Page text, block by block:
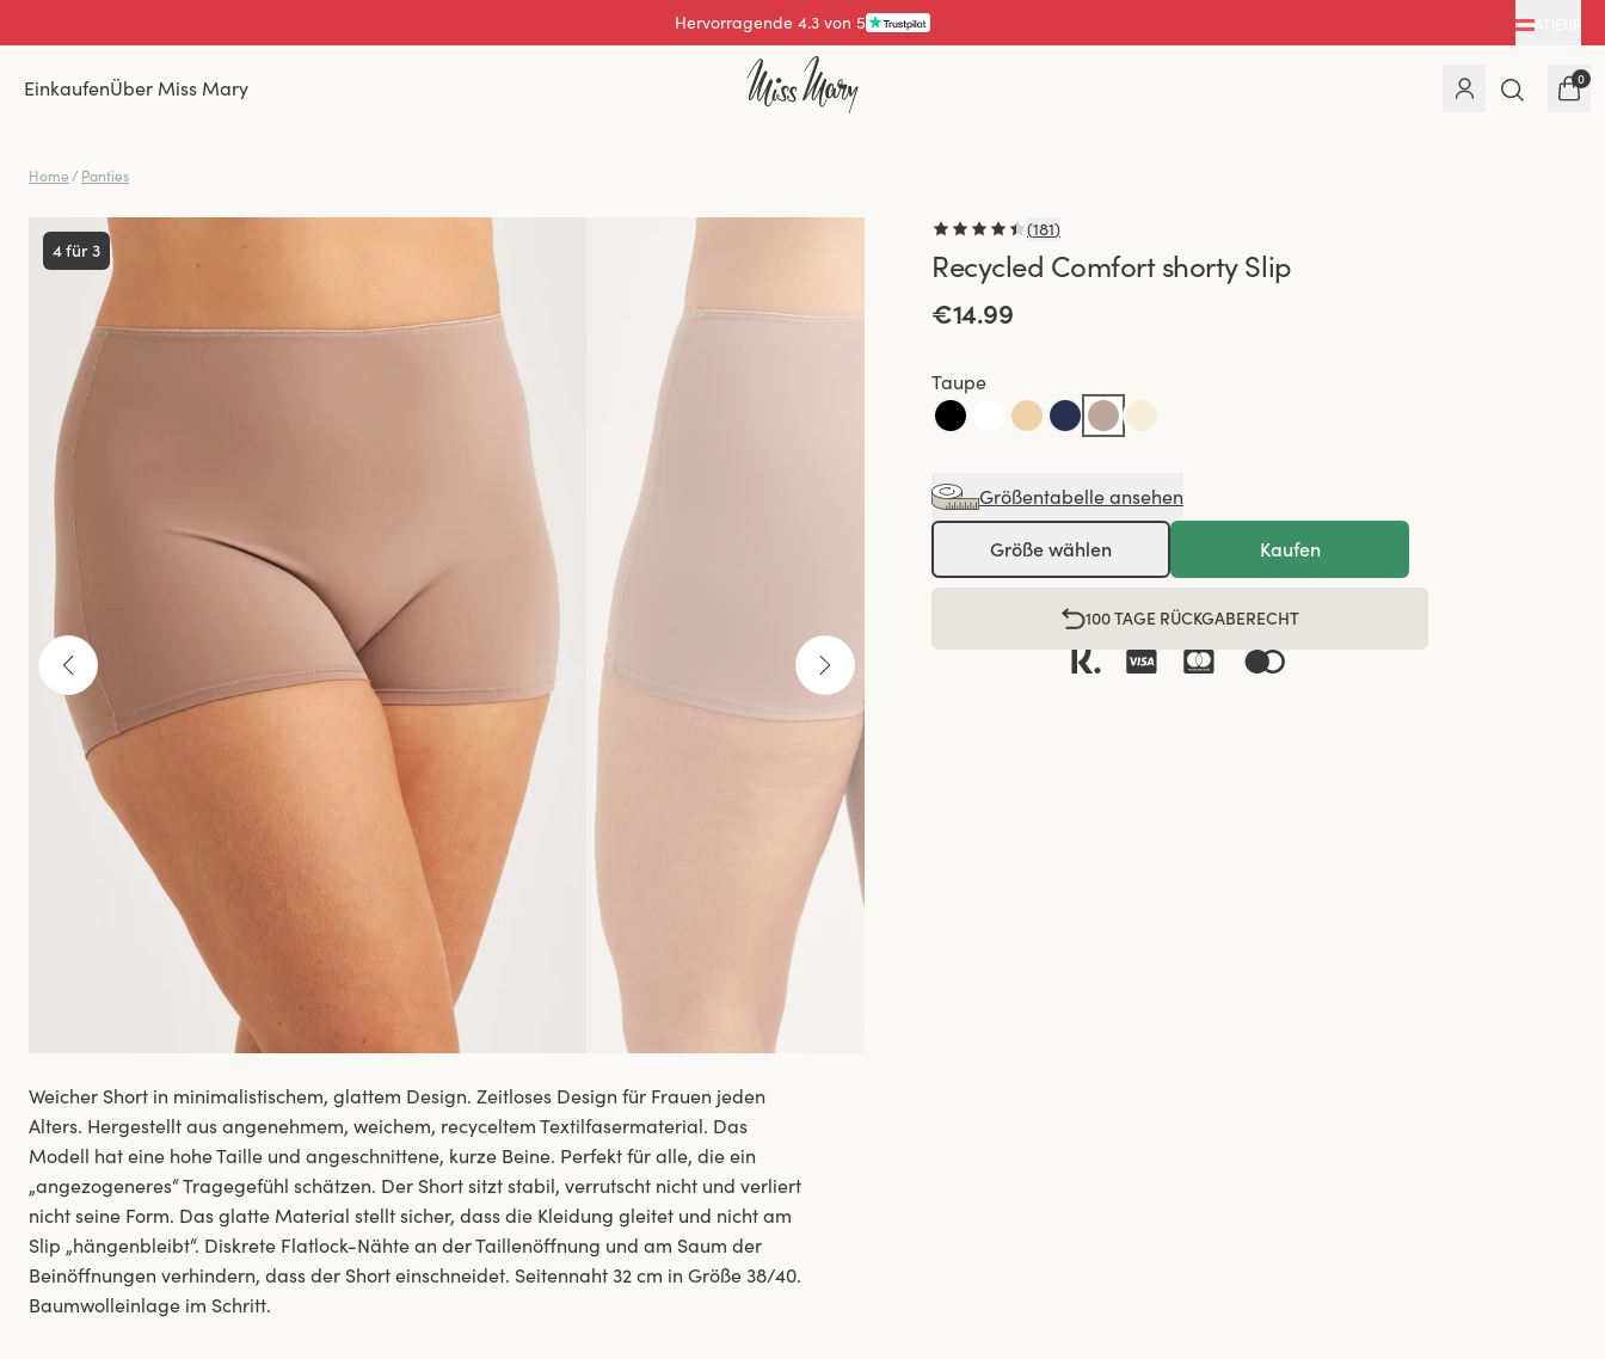
Bezahlen mit
EinkaufenÜber Miss Mary 0
Home / Panties
4 für 3
(181)
Recycled Comfort shorty Slip
€14.99
Taupe
Größentabelle ansehen
Größe wählen Kaufen
100 TAGE RÜCKGABERECHT
Weicher Short in minimalistischem, glattem Design. Zeitloses Design für Frauen jeden
Alters. Hergestellt aus angenehmem, weichem, recyceltem Textilfasermaterial. Das
Modell hat eine hohe Taille und angeschnittene, kurze Beine. Perfekt für alle, die ein
„angezogeneres“ Tragegefühl schätzen. Der Short sitzt stabil, verrutscht nicht und verliert
nicht seine Form. Das glatte Material stellt sicher, dass die Kleidung gleitet und nicht am
Slip „hängenbleibt“. Diskrete Flatlock-Nähte an der Taillenöffnung und am Saum der
Beinöffnungen verhindern, dass der Short einschneidet. Seitennaht 32 cm in Größe 38/40.
Baumwolleinlage im Schritt.